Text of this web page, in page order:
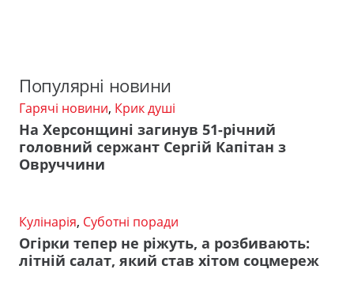
Популярні новини
Гарячі новини, Крик душі
На Херсонщині загинув 51-річний
головний сержант Сергій Капітан з
Овруччини
Кулінарія, Суботні поради
Огірки тепер не ріжуть, а розбивають:
літній салат, який став хітом соцмереж